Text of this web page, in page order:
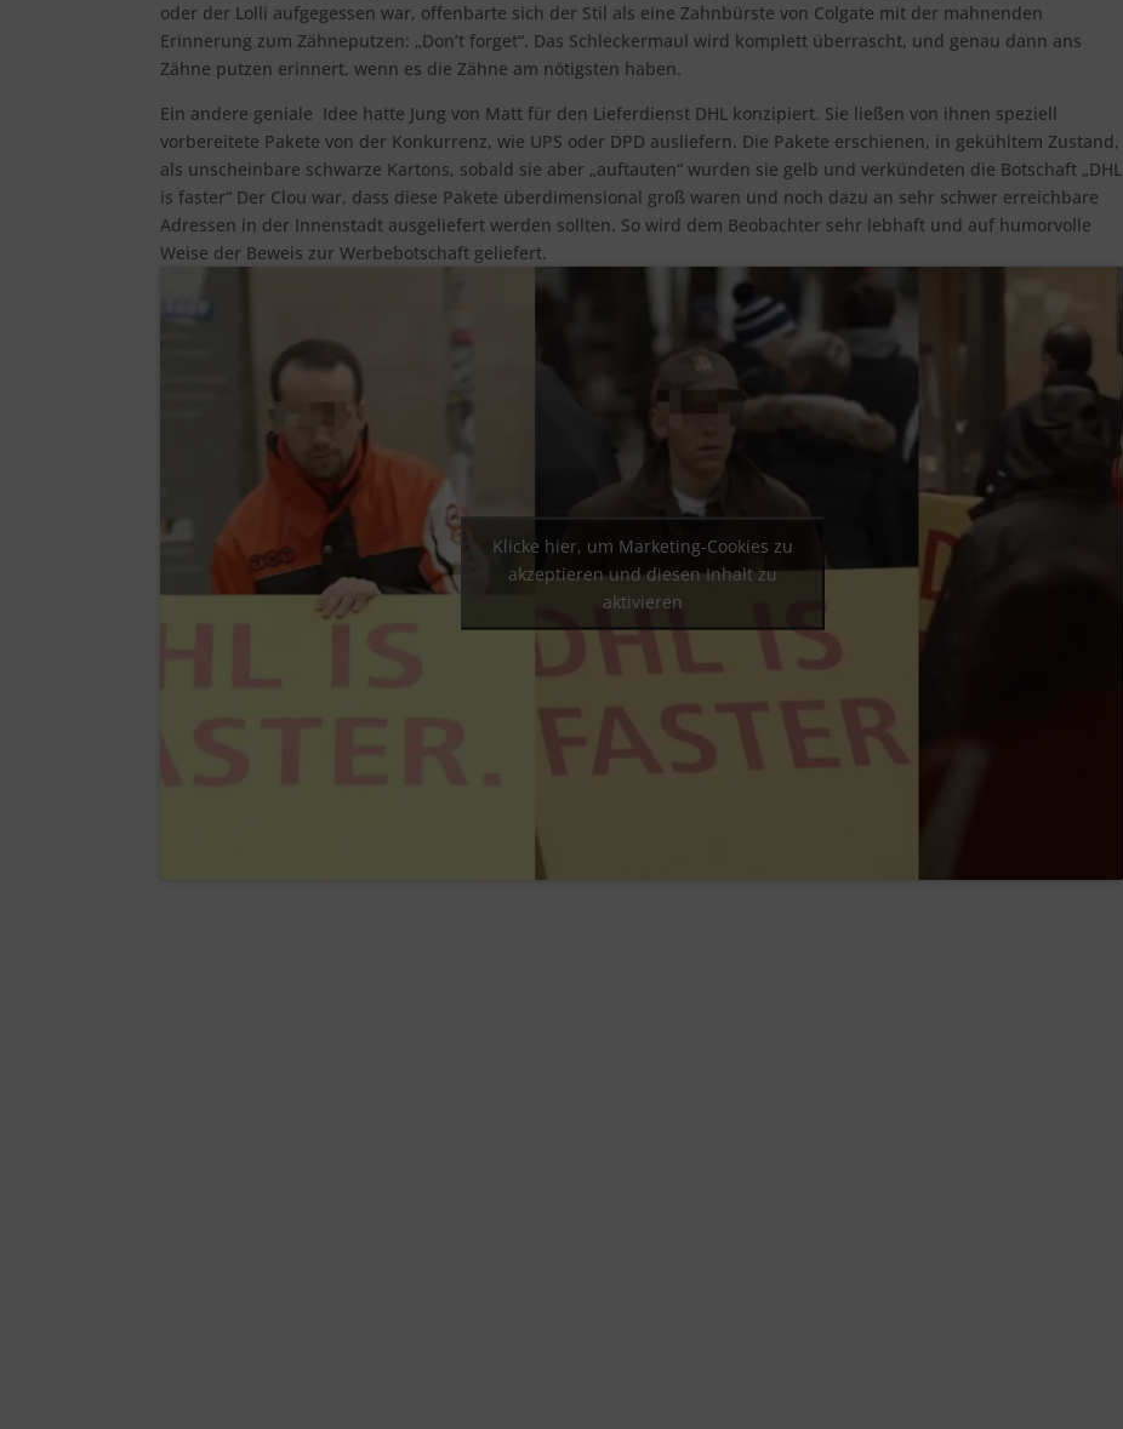
oder der Lolli aufgegessen war, offenbarte sich der Stil als eine Zahnbürste von Colgate mit der mahnenden
Erinnerung zum Zähneputzen: „Don’t forget“. Das Schleckermaul wird komplett überrascht, und genau dann ans
Zähne putzen erinnert, wenn es die Zähne am nötigsten haben.
Ein andere geniale Idee hatte Jung von Matt für den Lieferdienst DHL konzipiert. Sie ließen von ihnen speziell
vorbereitete Pakete von der Konkurrenz, wie UPS oder DPD ausliefern. Die Pakete erschienen, in gekühltem Zustand,
als unscheinbare schwarze Kartons, sobald sie aber „auftauten“ wurden sie gelb und verkündeten die Botschaft „DHL
is faster“ Der Clou war, dass diese Pakete überdimensional groß waren und noch dazu an sehr schwer erreichbare
Adressen in der Innenstadt ausgeliefert werden sollten. So wird dem Beobachter sehr lebhaft und auf humorvolle
Weise der Beweis zur Werbebotschaft geliefert.
Klicke hier, um Marketing-Cookies zu
akzeptieren und diesen Inhalt zu
aktivieren